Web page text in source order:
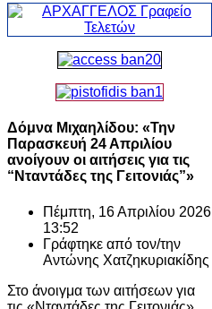
Δόμνα Μιχαηλίδου: «Την
Παρασκευή 24 Απριλίου
ανοίγουν οι αιτήσεις για τις
“Νταντάδες της Γειτονιάς”»
Πέμπτη, 16 Απριλίου 2026
13:52
Γράφτηκε από τον/την
Αντώνης Χατζηκυριακίδης
Στο άνοιγμα των αιτήσεων για